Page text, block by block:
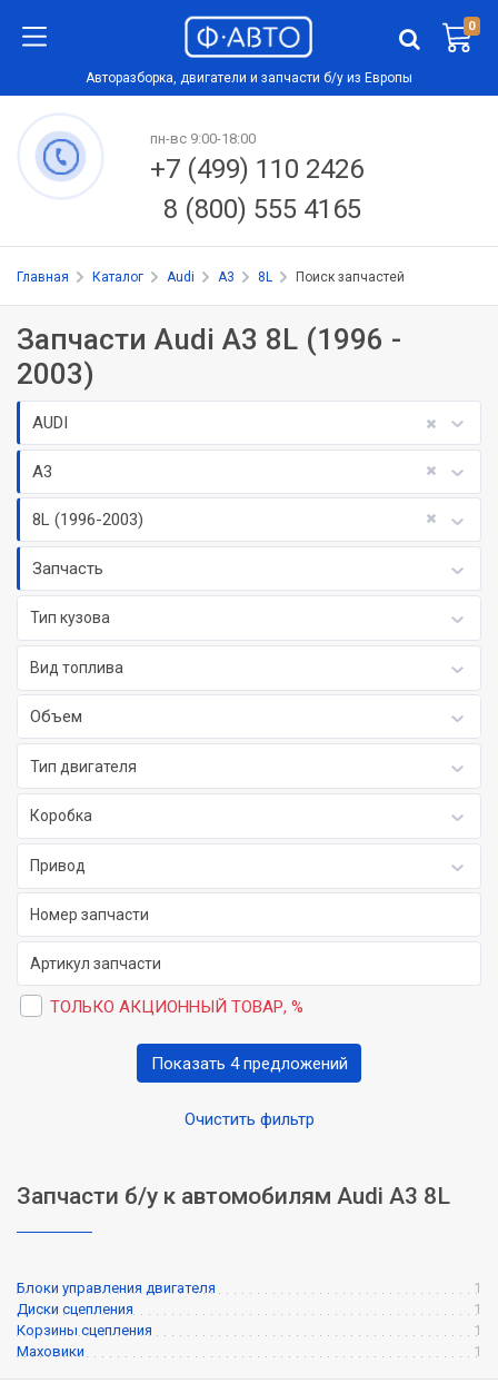
0
Авторазборка, двигатели и запчасти б/у из Европы
пн-вс 9:00-18:00
+7 (499) 110 2426
8 (800) 555 4165
Главная Каталог Audi A3 8L Поиск запчастей
Запчасти Audi A3 8L (1996 -
2003)
AUDI
A3
8L (1996-2003)
Запчасть
Тип кузова
Вид топлива
Объем
Тип двигателя
Коробка
Привод
ТОЛЬКО АКЦИОННЫЙ ТОВАР, %
Очистить фильтр
Показать 4 предложений
Запчасти б/у к автомобилям Audi A3 8L
Блоки управления двигателя
1
Диски сцепления
1
Корзины сцепления
1
Маховики
1